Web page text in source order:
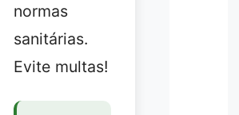
normas
sanitárias.
Evite multas!